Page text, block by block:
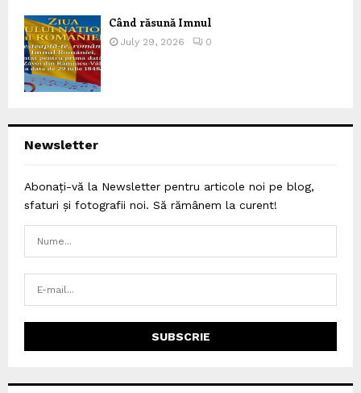
Când răsună Imnul
July 29, 2026 0
Newsletter
Abonați-vă la Newsletter pentru articole noi pe blog,
sfaturi și fotografii noi. Să rămânem la curent!